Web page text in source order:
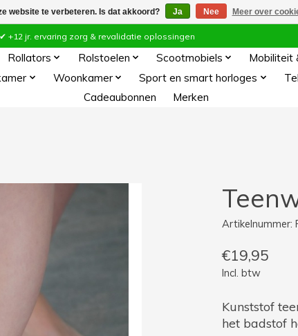
jr. ervaring zorg & revalidatie oplossingen
Rollators Rolstoelen Scootmobiels Mobiliteit
Woonkamer Sport en smart horloges
Cadeaubonnen
Merken
Artikelnummer:
€19,95
Incl. btw
Kunststof
het badstof
website te verbeteren. Is dat akkoord? Ja Nee Meer over